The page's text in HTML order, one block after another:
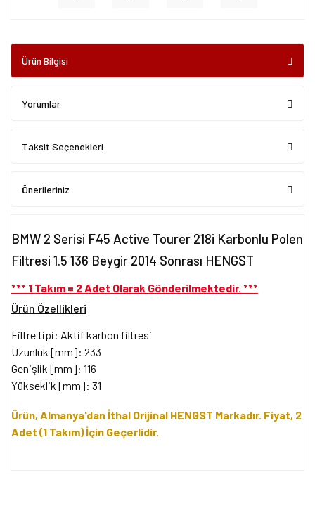
Ürün Bilgisi
Yorumlar
Taksit Seçenekleri
Önerileriniz
BMW 2 Serisi F45 Active Tourer 218i Karbonlu Polen
Filtresi 1.5 136 Beygir 2014 Sonrası HENGST
*** 1 Takım = 2 Adet Olarak Gönderilmektedir. ***
Ürün Özellikleri
Filtre tipi: Aktif karbon filtresi
Uzunluk [mm]: 233
Genişlik [mm]: 116
Yükseklik [mm]: 31
Ürün, Almanya'dan İthal Orijinal HENGST Markadır. Fiyat, 2
Adet (1 Takım) İçin Geçerlidir.